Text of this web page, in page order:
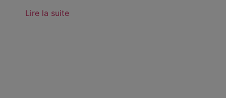
Lire la suite